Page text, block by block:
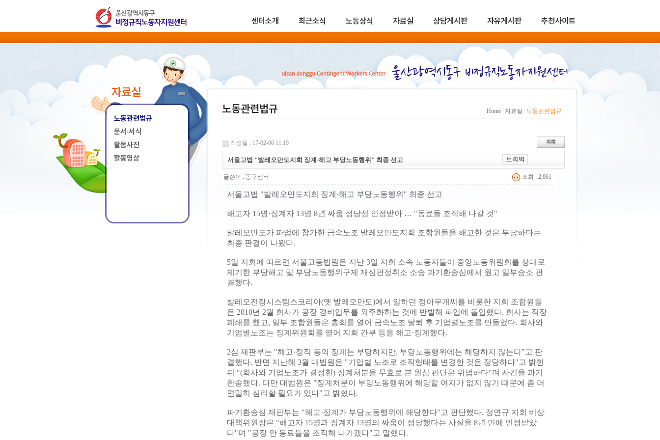
센터소개 최근소식 노동상식 자료실 상담게시판 자유게시판 추천사이트
자료실
노동관련법규
문서·서식
활동사진
활동영상
노동관련법규 Home 자료실 노동관련법규
작성일 : 17-02-06 11:19
서울고법 "발레오만도지회 징계·해고 부당노동행위" 최종 선고
글쓴이 : 동구센터 조회 : 2,061
서울고법 "발레오만도지회 징계·해고 부당노동행위" 최종 선고
해고자 15명·징계자 13명 8년 싸움 정당성 인정받아 … "동료들 조직해 나갈 것"
발레오만도가 파업에 참가한 금속노조 발레오만도지회 조합원들을 해고한 것은 부당하다는
최종 판결이 나왔다.
5일 지회에 따르면 서울고등법원은 지난 3일 지회 소속 노동자들이 중앙노동위원회를 상대로
제기한 부당해고 및 부당노동행위구제 재심판정취소 소송 파기환송심에서 원고 일부승소 판
결했다.
발레오전장시스템스코리아(옛 발레오만도)에서 일하던 정아무개씨를 비롯한 지회 조합원들
은 2010년 2월 회사가 공장 경비업무를 외주화하는 것에 반발해 파업에 돌입했다. 회사는 직장
폐쇄를 했고, 일부 조합원들은 총회를 열어 금속노조 탈퇴 후 기업별노조를 만들었다. 회사와
기업별노조는 징계위원회를 열어 지회 간부 등을 해고·징계했다.
2심 재판부는 "해고·정직 등의 징계는 부당하지만, 부당노동행위에는 해당하지 않는다"고 판
결했다. 반면 지난해 3월 대법원은 "기업별 노조로 조직형태를 변경한 것은 정당하다"고 밝힌
뒤 "(회사와 기업노조가 결정한) 징계처분을 무효로 본 원심 판단은 위법하다"며 사건을 파기
환송했다. 다만 대법원은 "징계처분이 부당노동행위에 해당할 여지가 없지 않기 때문에 좀 더
면밀히 심리할 필요가 있다"고 밝혔다.
파기환송심 재판부는 "해고·징계가 부당노동행위에 해당한다"고 판단했다. 정연규 지회 비상
대책위원장은 "해고자 15명과 징계자 13명의 싸움이 정당했다는 사실을 8년 만에 인정받았
다"며 "공장 안 동료들을 조직해 나가겠다"고 말했다.